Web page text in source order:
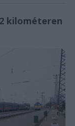
kilométeren